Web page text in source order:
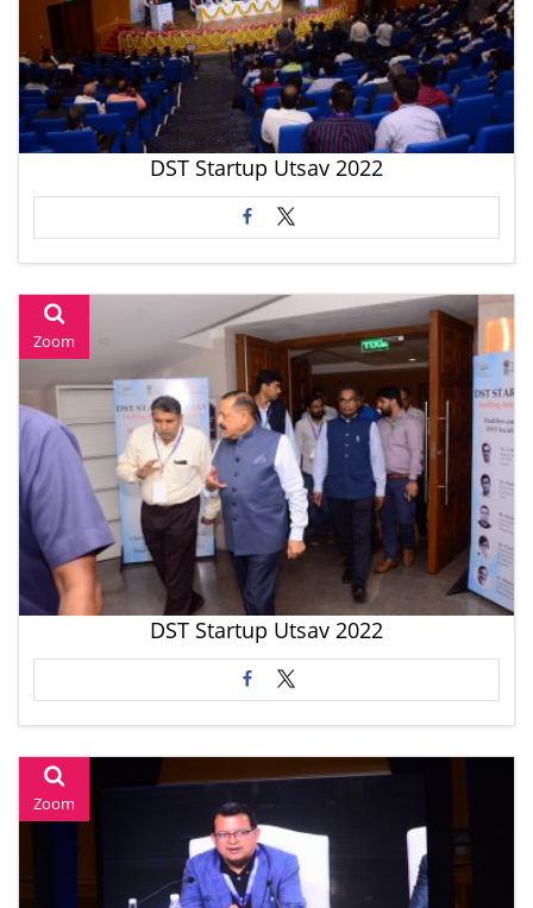
DST Startup Utsav 2022
Zoom
DST Startup Utsav 2022
Zoom